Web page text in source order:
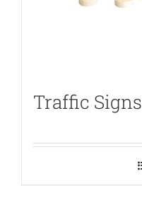
Traffic Signs